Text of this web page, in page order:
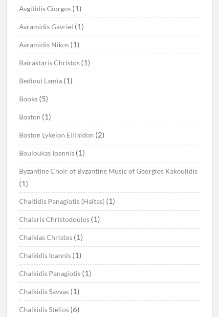
Avgitidis Giorgos (1)
Avramidis Gavriel (1)
Avramidis Nikos (1)
Bairaktaris Christos (1)
Bedioui Lamia (1)
Books (5)
Boston (1)
Boston Lykeion Ellinidon (2)
Bouloukas Ioannis (1)
Byzantine Choir of Byzantine Music of Georgios Kakoulidis
(1)
Chaitidis Panagiotis (Haitas) (1)
Chalaris Christodoulos (1)
Chalkias Christos (1)
Chalkidis Ioannis (1)
Chalkidis Panagiotis (1)
Chalkidis Savvas (1)
Chalkidis Stelios (6)